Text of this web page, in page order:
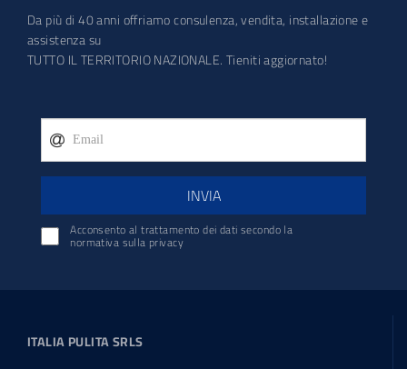
Da più di 40 anni offriamo consulenza, vendita, installazione e
assistenza su
TUTTO IL TERRITORIO NAZIONALE. Tieniti aggiornato!
INVIA
Acconsento al trattamento dei dati secondo la
normativa sulla privacy
ITALIA PULITA SRLS